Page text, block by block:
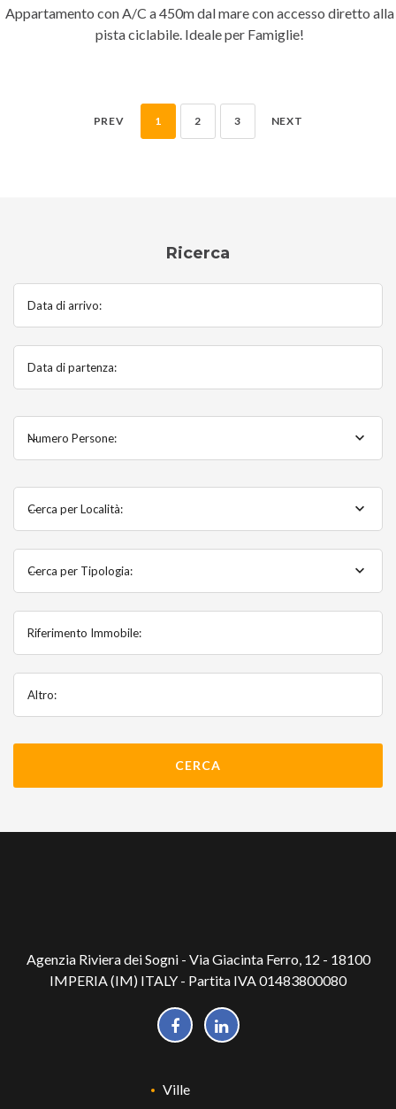
Appartamento con A/C a 450m dal mare con accesso diretto alla
pista ciclabile. Ideale per Famiglie!
PREV 1 2 3 NEXT
Ricerca
Data di arrivo:
Data di partenza:
Numero Persone:
--
Cerca per Località:
--
Cerca per Tipologia:
--
Riferimento Immobile:
Altro:
Agenzia Riviera dei Sogni - Via Giacinta Ferro, 12 - 18100
IMPERIA (IM) ITALY - Partita IVA 01483800080
Ville